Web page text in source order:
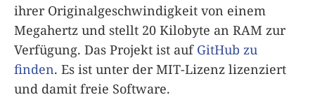
ihrer Originalgeschwindigkeit von einem
Megahertz und stellt 20 Kilobyte an RAM zur
Verfügung. Das Projekt ist auf GitHub zu
finden. Es ist unter der MIT-Lizenz lizenziert
und damit freie Software.